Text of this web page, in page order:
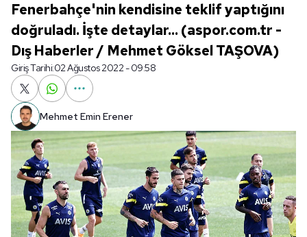
Fenerbahçe'nin kendisine teklif yaptığını
doğruladı. İşte detaylar... (aspor.com.tr -
Dış Haberler / Mehmet Göksel TAŞOVA)
Giriş Tarihi:02 Ağustos 2022 - 09:58
Mehmet Emin Erener